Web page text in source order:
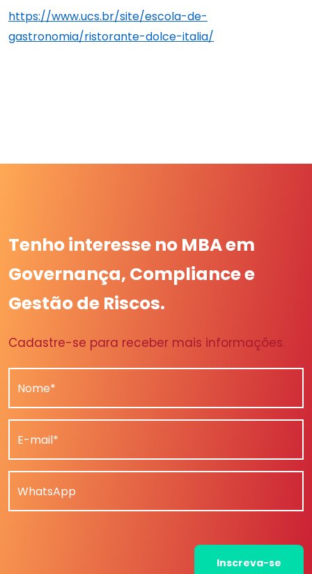
https://www.ucs.br/site/escola-de-
gastronomia/ristorante-dolce-italia/
Tenho interesse no MBA em
Governança, Compliance e
Gestão de Riscos.
Cadastre-se para receber mais informações.
Nome*
E-mail*
WhatsApp
Inscreva-se